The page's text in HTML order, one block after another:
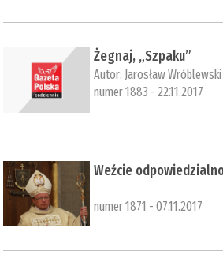
Żegnaj, „Szpaku”
Autor: Jarosław Wróblewski
numer 1883 - 22.11.2017
Weźcie
numer 1871 - 07.11.2017